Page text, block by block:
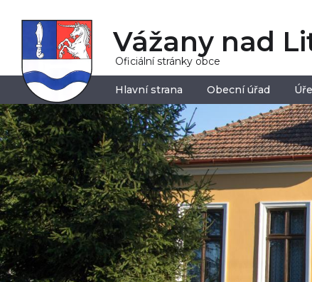
Vážany nad
Oficiální stránky obce
Hlavní strana Obecní úřad